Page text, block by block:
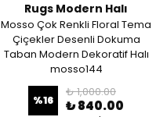
Rugs Modern Halı
Mosso Çok Renkli Floral Tema
Çiçekler Desenli Dokuma
Taban Modern Dekoratif Halı
mosso144
%16
₺ 1,000.00
₺ 840.00